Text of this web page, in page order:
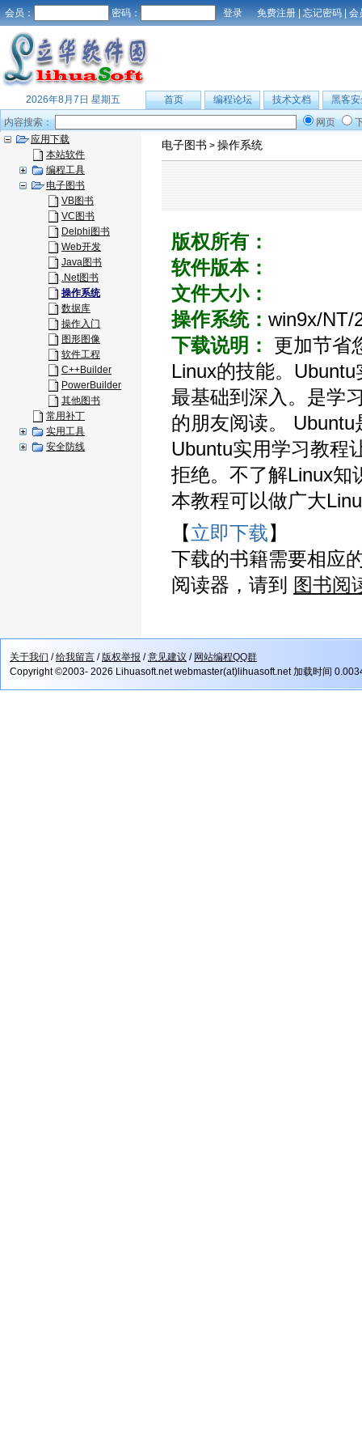
会员： 密码： 免费注册 | 忘记密码 | 会
2026年8月7日 星期五 首页 编程论坛 技术文档
黑客安
内容搜索：
网页
应用下载
本站软件
编程工具
电子图书
VB图书
VC图书
Delphi图书
Web开发
Java图书
.Net图书
操作系统
数据库
操作入门
图形图像
软件工程
C++Builder
PowerBuilder
其他图书
常用补丁
实用工具
安全防线
电子图书 > 操作系统
版权所有：
软件版本：
文件大小：
操作系统： win9x/NT/
下载说明：
更加节省
Linux的技能。
最基础到深入。是学
的朋友阅读。
Ubuntu实用学习教程
拒绝。不了解Linux知
本教程可以做广大
【立即下载】
下载的书籍需要相应
阅读器，请到 图书阅
关于我们 /给我留言 /版权举报 /意见建议 / 网站编程QQ群
Copyright ©2003- 2026 Lihuasoft.net webmaster(at)lihuasoft.net 加载时间